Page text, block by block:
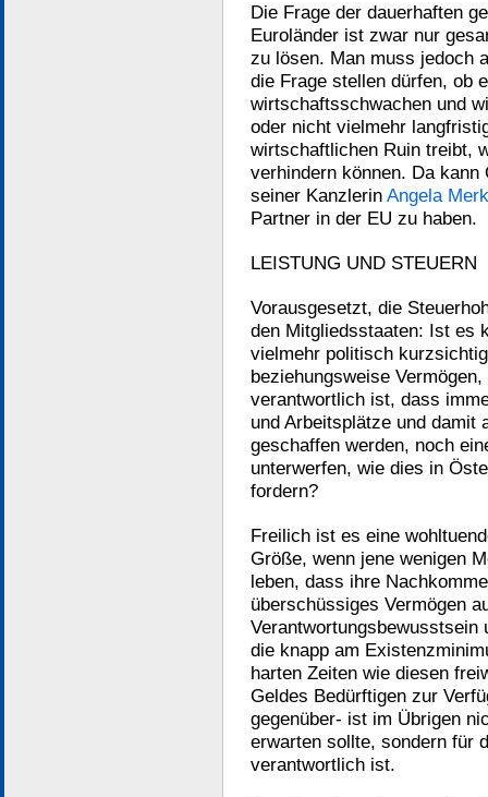
Die Frage der dauerhaften
Euroländer ist zwar nur
zu lösen. Man muss jedoch
die Frage stellen dürfen, ob
wirtschaftsschwachen und
oder nicht vielmehr
wirtschaftlichen Ruin treibt,
verhindern können. Da
seiner Kanzlerin Angela
Partner in der EU zu haben.
LEISTUNG UND STEUERN
Vorausgesetzt, die
den Mitgliedsstaaten: Ist es
vielmehr politisch
beziehungsweise
verantwortlich ist, dass
und Arbeitsplätze und damit
geschaffen werden, noch
unterwerfen, wie dies in
fordern?
Freilich ist es eine
Größe, wenn jene wenigen
leben, dass ihre
überschüssiges Vermögen
die knapp am
harten Zeiten wie diesen
Geldes Bedürftigen zur
gegenüber- ist im Übrigen
erwarten sollte, sondern für
verantwortlich ist.